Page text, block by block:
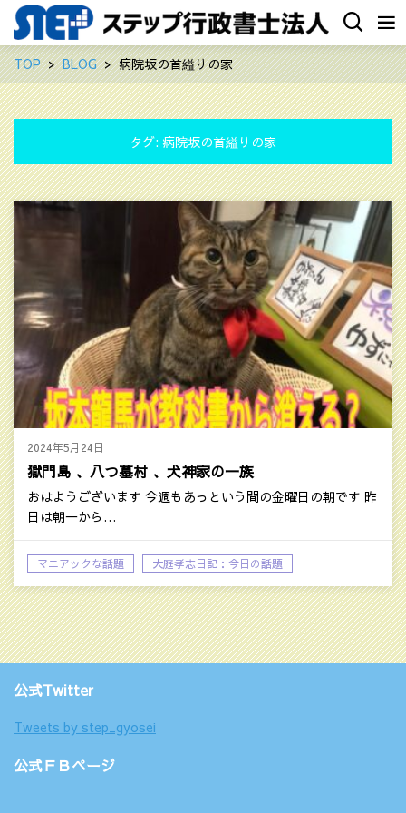
TOP BLOG 病院坂の首縊りの家
タグ: 病院坂の首縊りの家
2024年5月24日
獄門島 、八つ墓村 、犬神家の一族
おはようございます 今週もあっという間の金曜日の朝です 昨
日は朝一から…
マニアックな話題 大庭孝志日記：今日の話題
公式Twitter
Tweets by step_gyosei
公式ＦＢページ